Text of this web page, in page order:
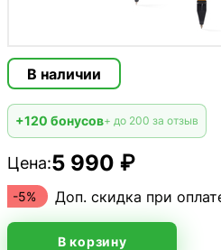
В наличии
+120 бонусов+ до 200 за отзыв
Цена:5 990 ₽
-5% Доп. скидка при
В корзину